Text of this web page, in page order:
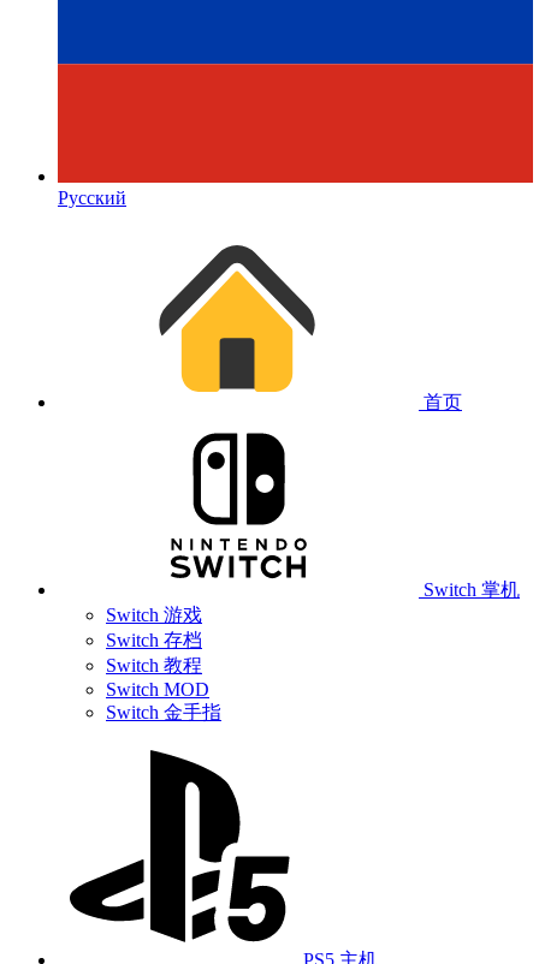
Русский
首页
Switch 掌机
Switch 游戏
Switch 存档
Switch 教程
Switch MOD
Switch 金手指